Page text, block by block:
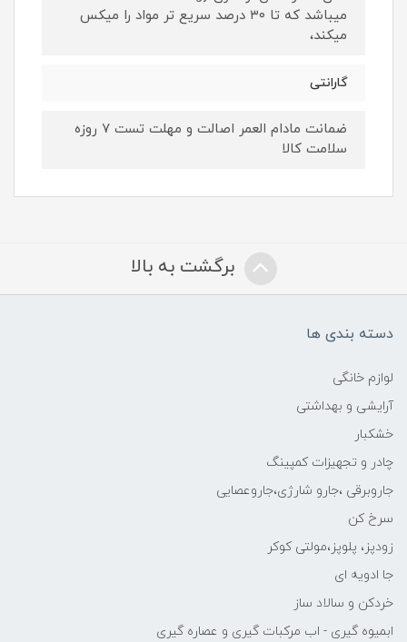
میباشد که تا ۳۰ درصد سریع تر مواد را میکس
میکند،
گارانتی
ضمانت مادام العمر اصالت و مهلت تست ۷ روزه
سلامت کالا
برگشت به بالا
دسته بندی ها
لوازم خانگی
آرایشی و بهداشتی
خشکبار
چادر و تجهیزات کمپینگ
جاروبرقی ،جارو شارژی،جاروعصایی
سرخ کن
زودپز، پلوپز،مولتی کوکر
جا ادویه ای
خردکن و سالاد ساز
ابمیوه گیری - اب مرکبات گیری و عصاره گیری